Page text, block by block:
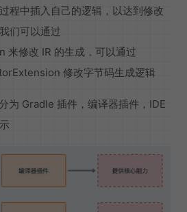
程中插入自己的逻辑，以达到修改
们可以通过
修改 IR 的生成，可以通过
修改字节码生成逻辑
为 Gradle 插件，编译器插件，IDE